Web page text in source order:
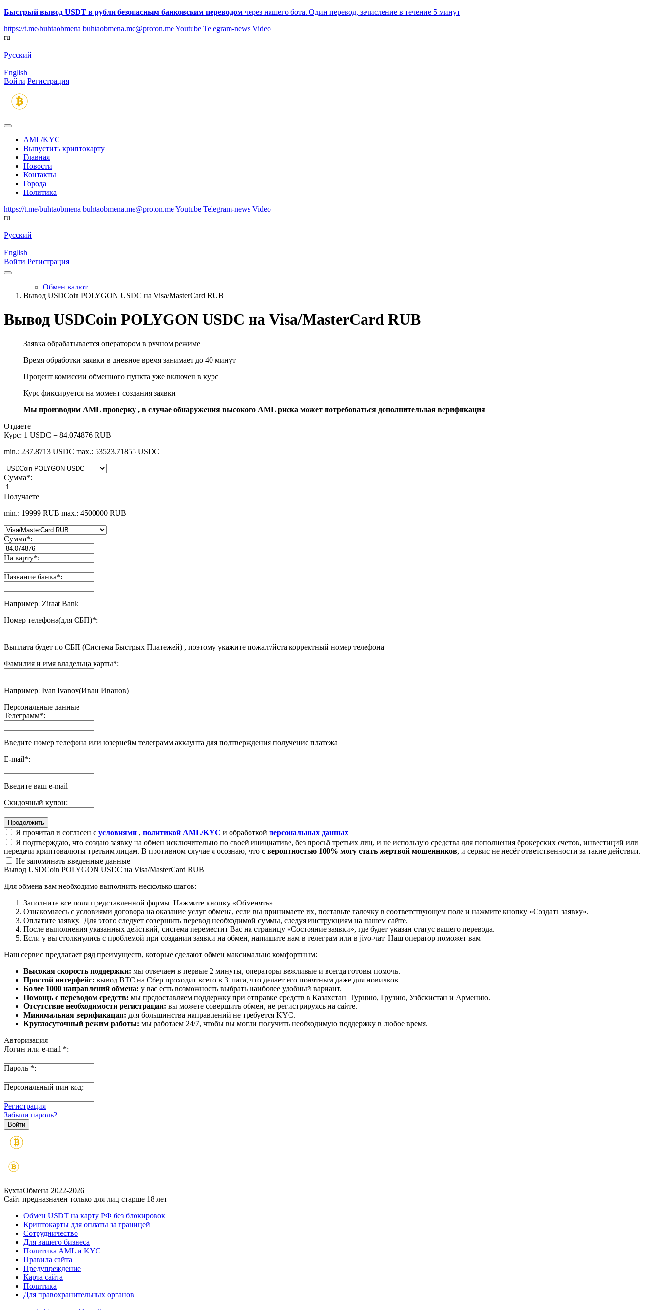
Быстрый вывод USDT в рубли безопасным банковским переводом через нашего бота. Один перевод, зачисление в течение 5 минут
https://t.me/buhtaobmena buhtaobmena.me@proton.meYoutube Telegram-news Video
ru
Русский
English
Войти Регистрация
AML/KYC
Выпустить криптокарту
Главная
Новости
Контакты
Города
Политика
https://t.me/buhtaobmena buhtaobmena.me@proton.meYoutube Telegram-news Video
ru
Русский
English
Войти Регистрация
Обмен валют
Вывод USDCoin POLYGON USDC на Visa/MasterCard RUB
Вывод USDCoin POLYGON USDC на Visa/MasterCard RUB
Заявка обрабатывается оператором в ручном режиме
Время обработки заявки в дневное время занимает до 40 минут
Процент комиссии обменного пункта уже включен в курс
Курс фиксируется на момент создания заявки
Мы производим AML проверку , в случае обнаружения высокого AML риска может потребоваться дополнительная верификация
Отдаете
Курс: 1 USDC = 84.074876 RUB
min.: 237.8713 USDC max.: 53523.71855 USDC
Сумма*:
Получаете
min.: 19999 RUB max.: 4500000 RUB
Сумма*:
На карту*:
Название банка*:
Например: Ziraat Bank
Номер телефона(для СБП)*:
Выплата будет по СБП (Система Быстрых Платежей) , поэтому укажите пожалуйста корректный номер телефона.
Фамилия и имя владельца карты*:
Например: Ivan Ivanov(Иван Иванов)
Персональные данные
Телеграмм*:
Введите номер телефона или юзернейм телеграмм аккаунта для подтверждения получение платежа
E-mail*:
Введите ваш e-mail
Скидочный купон:
Я прочитал и согласен с условиями , политикой AML/KYC и обработкой персональных данных
Я подтверждаю, что создаю заявку на обмен исключительно по своей инициативе, без просьб третьих лиц, и не использую средства для пополнения брокерских счетов, инвестиций или
передачи криптовалюты третьим лицам. В противном случае я осознаю, что с вероятностью 100% могу стать жертвой мошенников, и сервис не несёт ответственности за такие действия.
Не запоминать введенные данные
Вывод USDCoin POLYGON USDC на Visa/MasterCard RUB
Для обмена вам необходимо выполнить несколько шагов:
Заполните все поля представленной формы. Нажмите кнопку «Обменять».
Ознакомьтесь с условиями договора на оказание услуг обмена, если вы принимаете их, поставьте галочку в соответствующем поле и нажмите кнопку «Создать заявку».
Оплатите заявку. Для этого следует совершить перевод необходимой суммы, следуя инструкциям на нашем сайте.
После выполнения указанных действий, система переместит Вас на страницу «Состояние заявки», где будет указан статус вашего перевода.
Если у вы столкнулись с проблемой при создании заявки на обмен, напишите нам в телеграм или в jivo-чат. Наш оператор поможет вам
Наш сервис предлагает ряд преимуществ, которые сделают обмен максимально комфортным:
Высокая скорость поддержки: мы отвечаем в первые 2 минуты, операторы вежливые и всегда готовы помочь.
Простой интерфейс: вывод BTC на Сбер проходит всего в 3 шага, что делает его понятным даже для новичков.
Более 1000 направлений обмена: у вас есть возможность выбрать наиболее удобный вариант.
Помощь с переводом средств: мы предоставляем поддержку при отправке средств в Казахстан, Турцию, Грузию, Узбекистан и Армению.
Отсутствие необходимости регистрации: вы можете совершить обмен, не регистрируясь на сайте.
Минимальная верификация: для большинства направлений не требуется KYC.
Круглосуточный режим работы: мы работаем 24/7, чтобы вы могли получить необходимую поддержку в любое время.
Авторизация
Логин или e-mail *:
Пароль *:
Персональный пин код:
Регистрация
Забыли пароль?
БухтаОбмена 2022-2026
Сайт предназначен только для лиц старше 18 лет
Обмен USDT на карту РФ без блокировок
Криптокарты для оплаты за границей
Сотрудничество
Для вашего бизнеса
Политика AML и KYC
Правила сайта
Предупреждение
Карта сайта
Политика
Для правохранительных органов